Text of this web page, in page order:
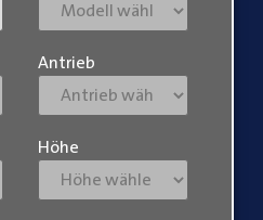
Antrieb
Höhe